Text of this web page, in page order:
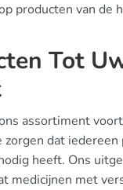
producten van de
Tot
assortiment
zorgen dat iedereen
heeft. Ons
medicijnen met